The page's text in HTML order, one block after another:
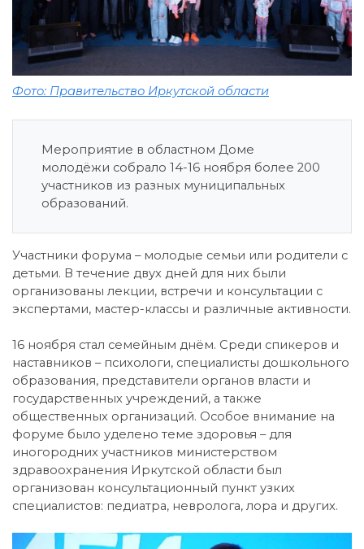
Фото: Правительство Иркутской области
Мероприятие в областном Доме
молодёжи собрало 14-16 ноября более 200
участников из разных муниципальных
образований.
Участники форума – молодые семьи или родители с
детьми. В течение двух дней для них были
организованы лекции, встречи и консультации с
экспертами, мастер-классы и различные активности.
16 ноября стал семейным днём. Среди спикеров и
наставников – психологи, специалисты дошкольного
образования, представители органов власти и
государственных учреждений, а также
общественных организаций. Особое внимание на
форуме было уделено теме здоровья – для
иногородних участников министерством
здравоохранения Иркутской области был
организован консультационный пункт узких
специалистов: педиатра, невролога, лора и других.